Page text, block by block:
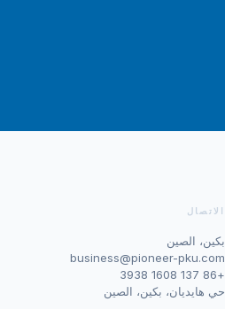
الاتصال
بكين، الصين
business@pioneer-pku.com
+86 137 1608 3938
حي هايديان، بكين، الصين